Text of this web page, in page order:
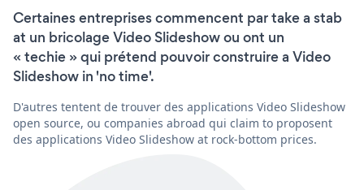
Certaines entreprises commencent par take a stab
at un bricolage Video Slideshow ou ont un
« techie » qui prétend pouvoir construire a Video
Slideshow in 'no time'.
D'autres tentent de trouver des applications Video Slideshow
open source, ou companies abroad qui claim to proposent
des applications Video Slideshow at rock-bottom prices.